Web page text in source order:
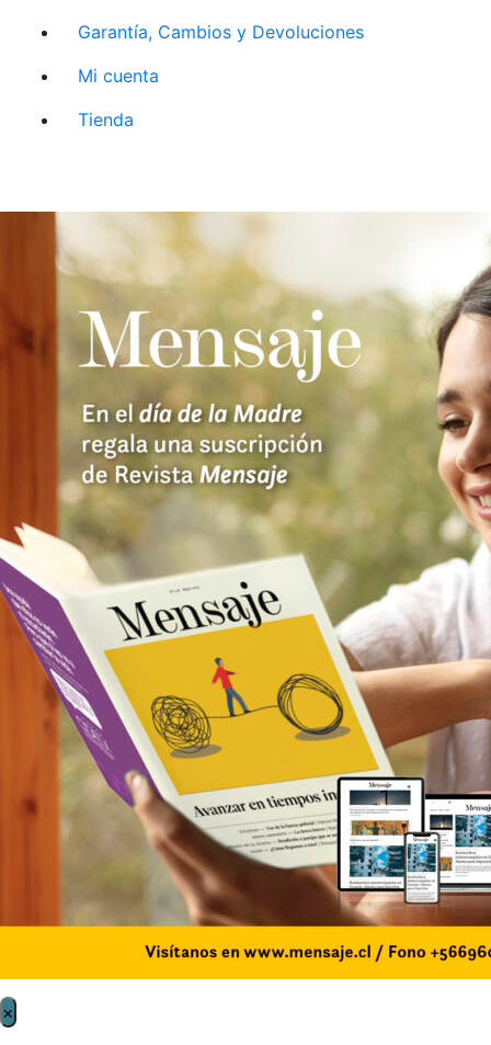
Garantía, Cambios y Devoluciones
Mi cuenta
Tienda
×